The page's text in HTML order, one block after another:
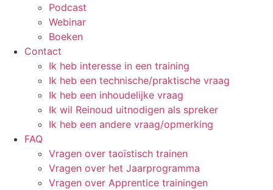
Podcast
Webinar
Boeken
Contact
Ik heb interesse in een training
Ik heb een technische/praktische vraag
Ik heb een inhoudelijke vraag
Ik wil Reinoud uitnodigen als spreker
Ik heb een andere vraag/opmerking
FAQ
Vragen over taoïstisch trainen
Vragen over het Jaarprogramma
Vragen over Apprentice trainingen